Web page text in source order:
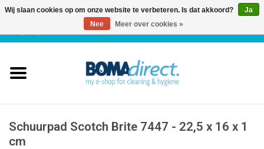
Klantenservice
Schuurpad Scotch Brite 7447 - 22,5 x 16 x 1
cm
Wij slaan cookies op om onze website te verbeteren. Is dat akkoord?
Ja
Nee
Meer over cookies »